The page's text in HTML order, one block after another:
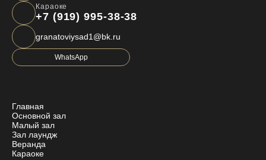
Караоке
+7 (919) 995-38-38
granatoviysad1@bk.ru
WhatsApp
Главная
Основной зал
Малый зал
Зал лаундж
Веранда
Караоке